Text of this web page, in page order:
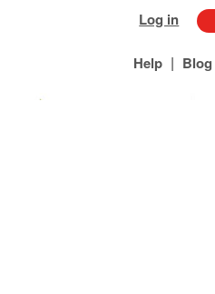
Log in
Help | Blog